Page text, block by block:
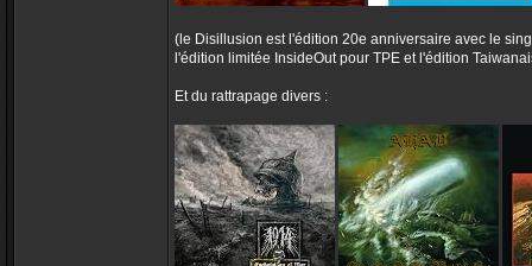
(le Disillusion est l'édition 20e anniversaire avec le
l'édition limitée InsideOut pour TPE et l'édition
Et du rattrapage divers :